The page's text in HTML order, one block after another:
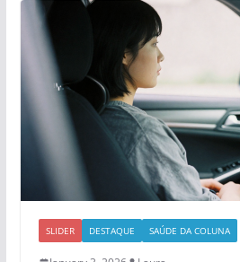
SLIDER DESTAQUE SAÚDE DA COLUNA